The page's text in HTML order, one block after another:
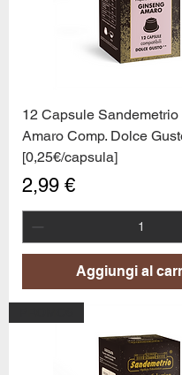
12 Capsule Sandemetrio
Amaro Comp. Dolce
[0,25€/capsula]
Prezzo
2,99 €
Aggiungi al